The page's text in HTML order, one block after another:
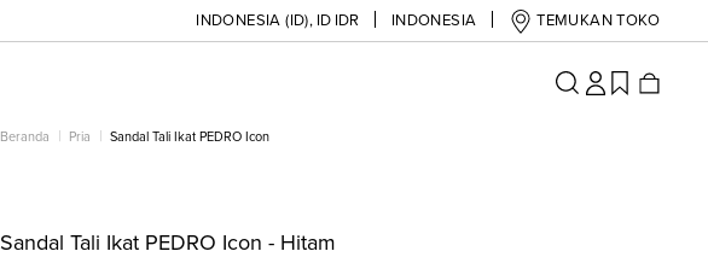
INDONESIA (ID), ID IDR INDONESIA TEMUKAN TOKO
Beranda Pria Sandal Tali Ikat PEDRO Icon
Sandal Tali Ikat PEDRO Icon - Hitam